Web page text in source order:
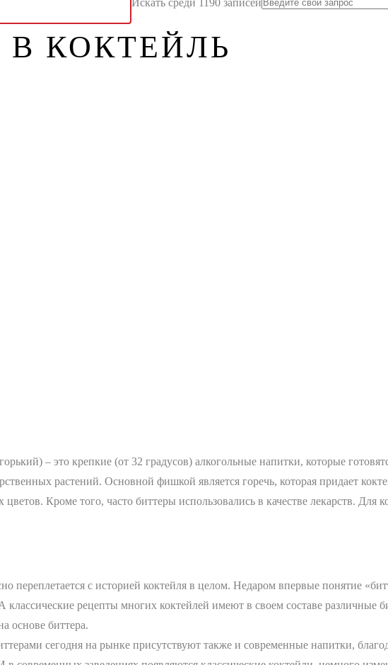
В КОКТЕЙЛЬ
– это крепкие (от 32 градусов) алкогольные напитки, которые
растений. Основной фишкой является горечь, которая придает
цветов. Кроме того, часто биттеры использовались в качестве лекарств. Для
переплетается с историей коктейля в целом. Недаром впервые понятие
классические рецепты многих коктейлей имеют в своем составе
основе биттера.
сегодня на рынке присутствуют также и современные напитки,